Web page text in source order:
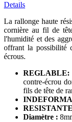
Details
La rallonge haute
cornière au fil de
l'humidité et des
offrant la possibilité
écrous.
contre-écrou
fils de tête de
RESISTANTE
Diamètre :